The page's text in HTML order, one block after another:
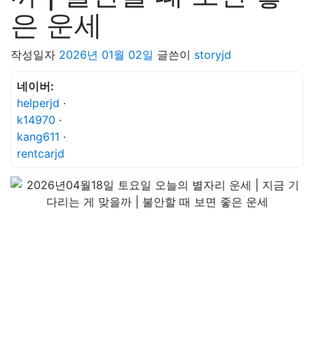
은 운세
작성일자 2026년 01월 02일 글쓴이 storyjd
네이버:
helperjd ·
k14970 ·
kang611 ·
rentcarjd